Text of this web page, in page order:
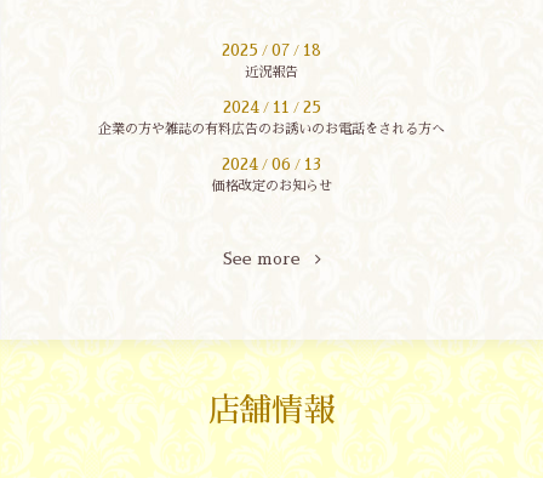
2025 / 07 / 18
近況報告
2024 / 11 / 25
企業の方や雑誌の有料広告のお誘いのお電話をされる方へ
2024 / 06 / 13
価格改定のお知らせ
See more
店舗情報